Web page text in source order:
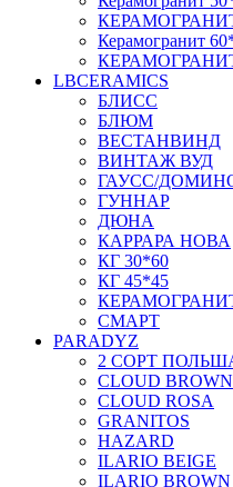
Керамогранит
LBCERAMICS
БЛИСС
БЛЮМ
ВЕСТАНВИНД
ВИНТАЖ ВУД
ГАУСС/
ГУННАР
ДЮНА
КАРРАРА НОВА
КГ 30*60
КГ 45*45
СМАРТ
PARADYZ
2 СОРТ
CLOUD BROWN
CLOUD ROSA
GRANITOS
HAZARD
ILARIO BEIGE
ILARIO BROWN